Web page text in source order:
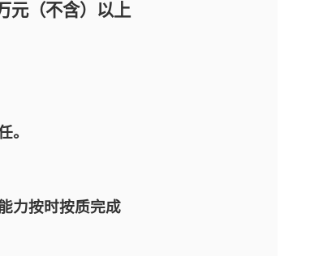
元（不含）以上
。
力按时按质完成